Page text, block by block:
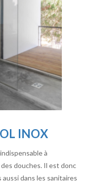
INOX
à
des douches. Il est donc
dans les sanitaires